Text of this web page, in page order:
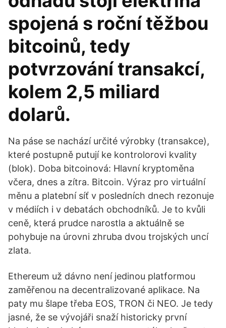
spojená s roční těžbou
bitcoinů, tedy
potvrzování transakcí,
kolem 2,5 miliard
dolarů.
Na páse se nachází určité výrobky (transakce),
které postupně putují ke kontrolorovi kvality
(blok). Doba bitcoinová: Hlavní kryptoměna
včera, dnes a zítra. Bitcoin. Výraz pro virtuální
měnu a platební síť v posledních dnech rezonuje
v médiích i v debatách obchodníků. Je to kvůli
ceně, která prudce narostla a aktuálně se
pohybuje na úrovni zhruba dvou trojských uncí
zlata.
Ethereum už dávno není jedinou platformou
zaměřenou na decentralizované aplikace. Na
paty mu šlape třeba EOS, TRON či NEO. Je tedy
jasné, že se vývojáři snaží historicky první